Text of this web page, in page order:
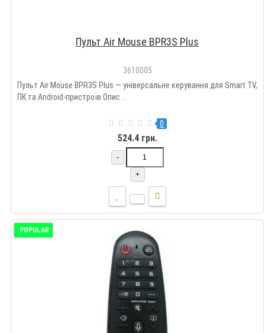
Пульт Air Mouse BPR3S Plus
3610005
Пульт Air Mouse BPR3S Plus — універсальне керування для Smart TV,
ПК та Android-пристроїв Опис ..
0
524.4 грн.
-
+
POPULAR